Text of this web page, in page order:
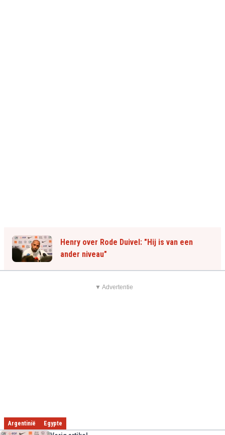
Henry over Rode Duivel: "Hij is van een
ander niveau"
▼ Advertentie
Argentinië Egypte